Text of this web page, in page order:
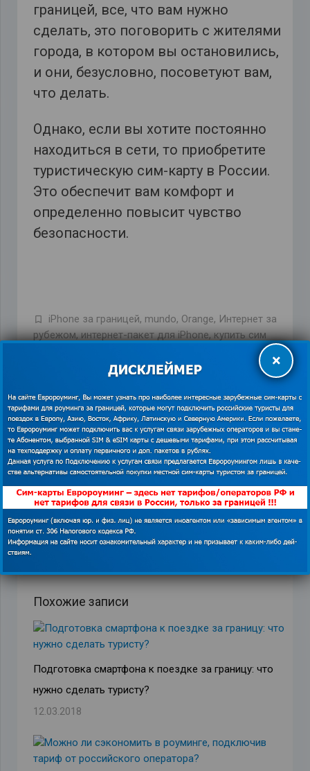
границей, все, что вам нужно
сделать, это поговорить с жителями
города, в котором вы остановились,
и они, безусловно, посоветуют вам,
что делать.
Однако, если вы хотите постоянно
находиться в сети, то приобретите
туристическую сим-карту в России.
Это обеспечит вам комфорт и
определенно повысит чувство
безопасности.
iPhone за границей, mundo, Orange, Интернет за
рубежом,интернет-пакет для iPhone,купить сим
подключится
к интернету через iPhone
ПРЕДЫДУЩАЯ ЗАПИСЬ СЛЕДУЮЩАЯ ЗАПИСЬ
Похожие записи
Подготовка смартфона к поездке за границу: что
нужно сделать туристу?
12.03.2018
×